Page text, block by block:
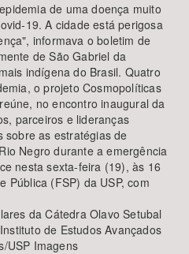
BUSCAR
de uma doença muito
19. A cidade está perigosa
informava o boletim de
de São Gabriel da
indígena do Brasil. Quatro
o projeto Cosmopolíticas
no encontro inaugural da
parceiros e lideranças
sobre as estratégias de
Negro durante a emergência
nesta sexta-feira (19), às 16
Pública (FSP) da USP, com
da Cátedra Olavo Setubal
de Estudos Avançados
USP Imagens